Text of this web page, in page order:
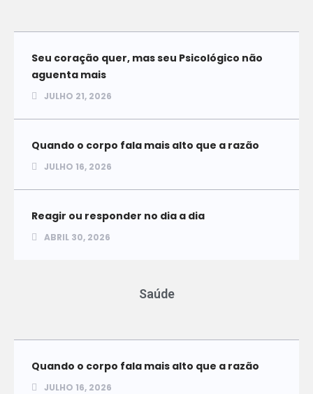
Seu coração quer, mas seu Psicológico não
aguenta mais
JULHO 21, 2026
Quando o corpo fala mais alto que a razão
JULHO 16, 2026
Reagir ou responder no dia a dia
ABRIL 30, 2026
Saúde
Quando o corpo fala mais alto que a razão
JULHO 16, 2026